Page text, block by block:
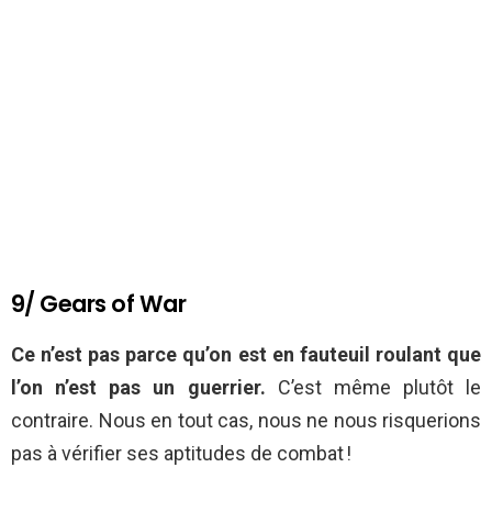
9/ Gears of War
Ce n’est pas parce qu’on est en fauteuil roulant que
l’on n’est pas un guerrier. C’est même plutôt le
contraire. Nous en tout cas, nous ne nous risquerions
pas à vérifier ses aptitudes de combat !